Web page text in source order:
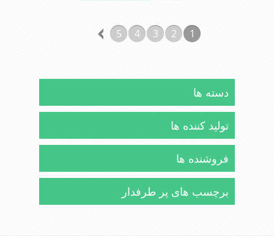
1
2
3
4
5
دسته ها
تولید کننده ها
فروشنده ها
برچسب های پر طرفدار